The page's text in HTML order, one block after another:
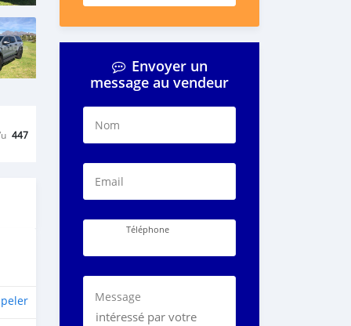
447
Envoyer un
message au vendeur
Nom
Email
Téléphone
Message